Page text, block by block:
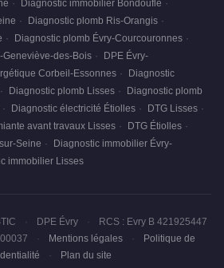
· Diagnostic immobilier Bondoufle ·
· Diagnostic plomb Ris-Orangis ·
· Diagnostic plomb Évry-Courcouronnes ·
Geneviève-des-Bois ·
DPE Évry-
Corbeil-Essonnes ·
Diagnostic
· Diagnostic plomb Lisses ·
Diagnostic plomb
· Diagnostic électricité Étiolles · DTG Lisses ·
avant travaux Lisses · DTG Étiolles ·
Seine ·
Diagnostic immobilier Évry-
immobilier Lisses
· DPE Évry ·
RCS : Evry B 421925447
· Mentions légales ·
Politique de
· Plan du site